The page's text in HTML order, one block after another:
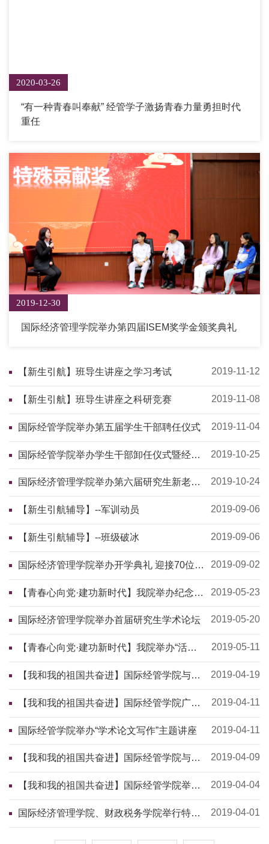
2020-03-26
“有一种青春叫奉献” 经管学子激扬青春力量勇担时代
重任
2019-12-30
国际经济管理学院举办第四届ISEM奖学金颁奖典礼
【新生引航】班导生讲座之学习考试 2019-11-12
【新生引航】班导生讲座之科研竞赛 2019-11-08
国际经管学院举办第五届学生干部聘任仪式 2019-11-04
国际经管学院举办学生干部卸任仪式暨经验
交流会
2019-10-25
国际经济管理学院举办第六届研究生新老生
交流会
2019-10-24
【新生引航辅导】--军训动员 2019-09-06
【新生引航辅导】--班级破冰 2019-09-06
国际经济管理学院举办开学典礼 迎接70位新
生
2019-09-02
【青春心向党·建功新时代】我院举办纪念五
四运动100周年学习座谈会
2019-05-23
国际经济管理学院举办首届研究生学术论坛 2019-05-20
【青春心向党·建功新时代】我院举办“活力
团支部，魅力团支书”评选活动
2019-05-11
【我和我的祖国共奋进】国际经管学院与财
税学院共同举行“青年·逐梦·奋进 ”主题座谈
会
2019-04-19
【我和我的祖国共奋进】国际经管学院广泛
开展“我与祖国共奋进”主题系列班会
2019-04-11
国际经管学院举办“学术论文写作”主题讲座 2019-04-11
【我和我的祖国共奋进】国际经管学院与财
税学院联合举行“升国旗、诵家书、赞英雄、
忆誓词、唱团歌”主题团日活动
2019-04-09
【我和我的祖国共奋进】国际经管学院举办
“我与祖国共奋进”第五届英语情景剧比赛
2019-04-04
国际经济管理学院、财政税务学院举行特别
主题团日活动
2019-04-01